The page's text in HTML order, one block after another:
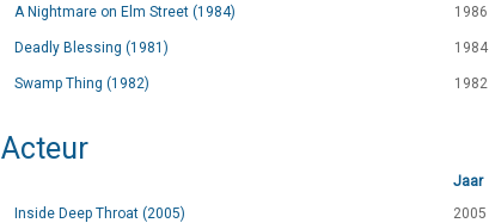
A Nightmare on Elm Street (1984) 1986
Deadly Blessing (1981) 1984
Swamp Thing (1982) 1982
Acteur
Jaar
Inside Deep Throat (2005)
2005